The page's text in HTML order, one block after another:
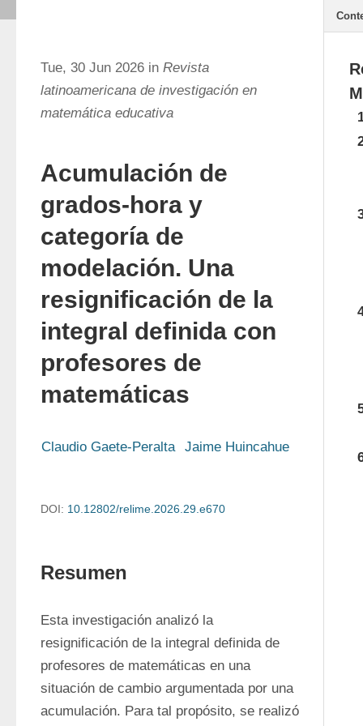
Tue, 30 Jun 2026 in Revista
latinoamericana de investigación en
matemática educativa
Acumulación de
grados-hora y
categoría de
modelación. Una
resignificación de la
integral definida con
profesores de
matemáticas
Claudio Gaete-Peralta Jaime Huincahue
DOI: 10.12802/relime.2026.29.e670
Resumen
Esta investigación analizó la
resignificación de la integral definida de
profesores de matemáticas en una
situación de cambio argumentada por una
acumulación. Para tal propósito, se realizó